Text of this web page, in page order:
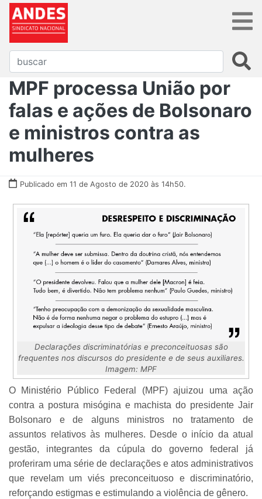
MPF processa União por
falas e ações de Bolsonaro
e ministros contra as
mulheres
Publicado em 11 de Agosto de 2020 às 14h50.
Declarações discriminatórias e preconceituosas são
frequentes nos discursos do presidente e de seus auxiliares.
Imagem: MPF
O Ministério Público Federal (MPF) ajuizou uma ação
contra a postura misógina e machista do presidente Jair
Bolsonaro e de alguns ministros no tratamento de
assuntos relativos às mulheres. Desde o início da atual
gestão, integrantes da cúpula do governo federal já
proferiram uma série de declarações e atos administrativos
que revelam um viés preconceituoso e discriminatório,
reforçando estigmas e estimulando a violência de gênero.